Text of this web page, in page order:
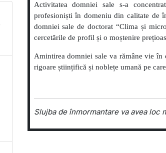
Activitatea domniei sale s-a
profesioniști în domeniu din calitate de
domniei sale de doctorat “Clima și
cercetările de profil și o moștenire
Amintirea domniei sale va rămâne vie
rigoare științifică și noblețe umană pe
Slujba de înmormantare va avea loc